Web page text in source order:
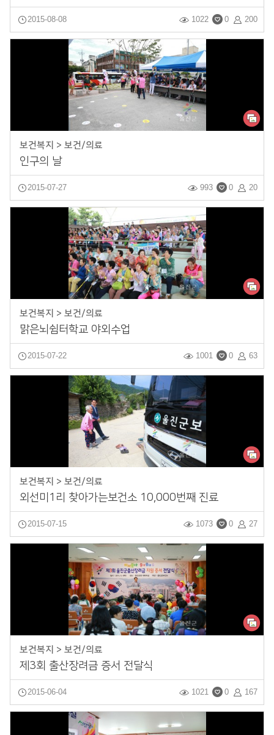
2015-08-08 200
0
1022
보건복지 > 보건/의료
인구의 날
2015-07-27 20
0
993
보건복지 > 보건/의료
맑은뇌쉼터학교 야외수업
2015-07-22 63
0
1001
보건복지 > 보건/의료
외선미1리 찾아가는보건소 10,000번째 진료
2015-07-15 27
0
1073
보건복지 > 보건/의료
제3회 출산장려금 증서 전달식
2015-06-04 167
0
1021